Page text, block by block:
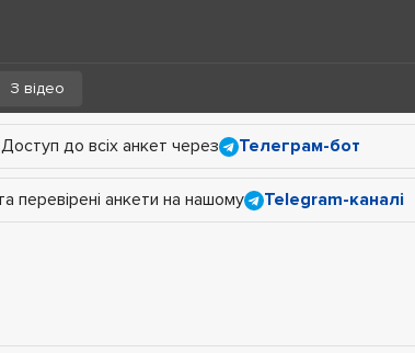
З відео
Доступ до всіх анкет через Телеграм-бот
перевірені анкети на нашому Telegram-каналі